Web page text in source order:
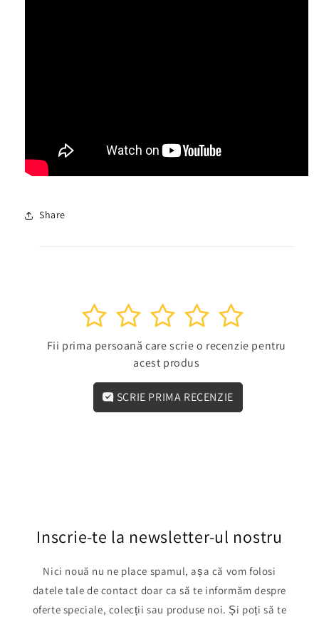
Share
5
4
3
2
1
Fii prima persoană care scrie o recenzie pentru
acest produs
SCRIE PRIMA RECENZIE
Inscrie-te la newsletter-ul nostru
Nici nouă nu ne place spamul, așa că vom folosi
datele tale de contact doar ca să te informăm despre
oferte speciale, colecții sau produse noi. Și poți să te